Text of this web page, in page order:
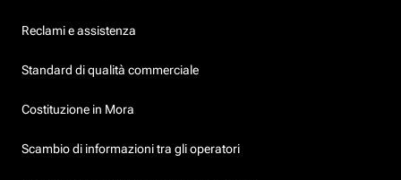
Reclami e assistenza
Standard di qualità commerciale
Costituzione in Mora
Scambio di informazioni tra gli operatori